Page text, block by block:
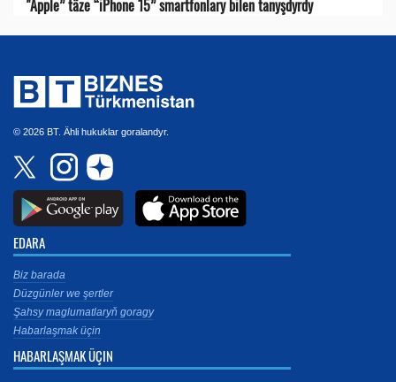
"Apple” täze “iPhone 15” smartfonlary bilen tanyşdyrdy
© 2026 BT. Ähli hukuklar goralandyr.
EDARA
Biz barada
Düzgünler we şertler
Şahsy maglumatlaryň goragy
Habarlaşmak üçin
HABARLAŞMAK ÜÇIN